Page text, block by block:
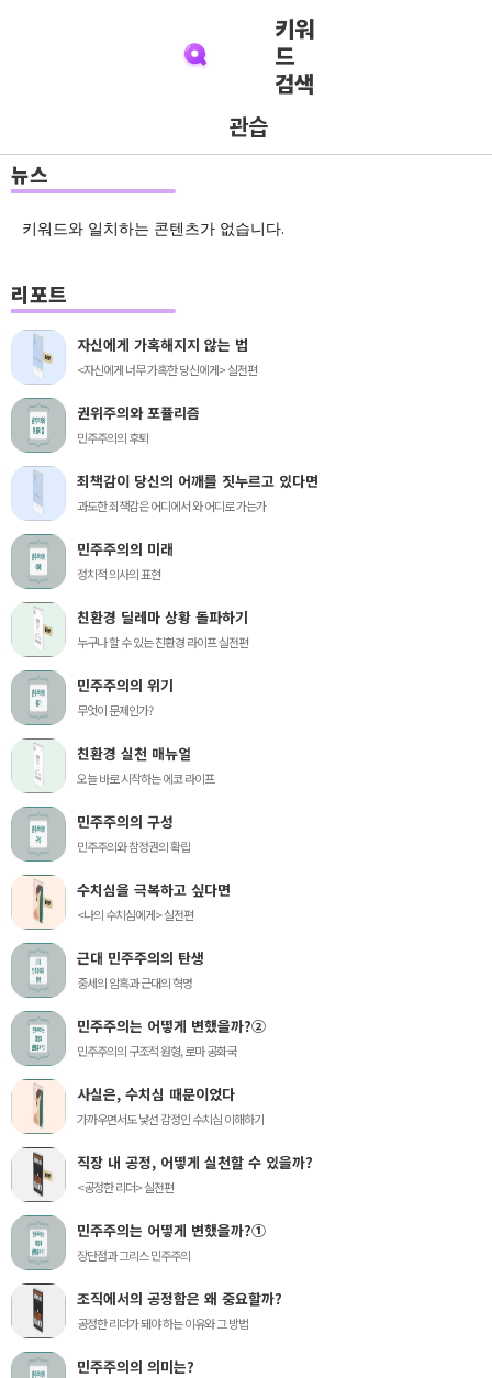
키워
드
검색
관습
뉴스
키워드와 일치하는 콘텐츠가 없습니다.
리포트
자신에게 가혹해지지 않는 법
<자신에게 너무 가혹한 당신에게> 실전편
권위주의와 포퓰리즘
민주주의의 후퇴
죄책감이 당신의 어깨를 짓누르고 있다면
과도한 죄책감은 어디에서 와 어디로 가는가
민주주의의 미래
정치적 의사의 표현
친환경 딜레마 상황 돌파하기
누구나 할 수 있는 친환경 라이프 실전편
민주주의의 위기
무엇이 문제인가?
친환경 실천 매뉴얼
오늘 바로 시작하는 에코 라이프
민주주의의 구성
민주주의와 참정권의 확립
수치심을 극복하고 싶다면
<나의 수치심에게> 실전편
근대 민주주의의 탄생
중세의 암흑과 근대의 혁명
민주주의는 어떻게 변했을까?②
민주주의의 구조적 원형, 로마 공화국
사실은, 수치심 때문이었다
가까우면서도 낯선 감정인 수치심 이해하기
직장 내 공정, 어떻게 실천할 수 있을까?
<공정한 리더> 실전편
민주주의는 어떻게 변했을까?①
장단점과 그리스 민주주의
조직에서의 공정함은 왜 중요할까?
공정한 리더가 돼야 하는 이유와 그 방법
민주주의의 의미는?